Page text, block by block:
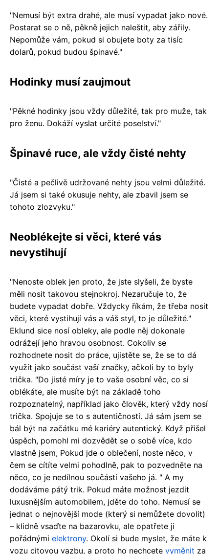
"Nemusí být extra drahé, ale musí vypadat jako nové.
Postarat se o ně, pěkně jejich naleštit, aby zářily.
Nepomůže vám, pokud si obujete boty za tisíc
dolarů, pokud budou špinavé."
Hodinky musí zaujmout
"Pěkné hodinky jsou vždy důležité, tak pro muže, tak
pro ženu. Dokáží vyslat určité poselství."
Špinavé ruce, ale vždy čisté nehty
"Čisté a pečlivě udržované nehty jsou velmi důležité.
Já jsem si také okusuje nehty, ale zbavil jsem se
tohoto zlozvyku."
Neoblékejte si věci, které vás
nevystihují
"Nenoste oblek jen proto, že jste slyšeli, že byste
měli nosit takovou stejnokroj. Nezaručuje to, že
budete vypadat dobře. Vždycky říkám, že třeba nosit
věci, které vystihují vás a váš styl, to je důležité."
Eklund sice nosí obleky, ale podle něj dokonale
odrážejí jeho hravou osobnost. Cokoliv se
rozhodnete nosit do práce, ujistěte se, že se to dá
využít jako součást vaší značky, ačkoli by to byly
trička. "Do jisté míry je to vaše osobní věc, co si
oblékáte, ale musíte být na základě toho
rozpoznatelný, například jako člověk, který vždy nosí
trička. Spojuje se to s autentičností. Já sám jsem se
bál být na začátku mé kariéry autentický. Když přišel
úspěch, pomohl mi dozvědět se o sobě více, kdo
vlastně jsem, Pokud jde o oblečení, noste něco, v
čem se cítíte velmi pohodlně, pak to pozvedněte na
něco, co je nedílnou součástí vašeho já. " A my
dodáváme pátý trik. Pokud máte možnost jezdit
luxusnějším automobilem, jděte do toho. Nemusí se
jednat o nejnovější mode (který si nemůžete dovolit)
– klidně vsaďte na bazarovku, ale opatřete ji
pořádnými elektrony. Okolí si bude myslet, že máte k
vozu citovou vazbu, a proto ho nechcete vyměnit za